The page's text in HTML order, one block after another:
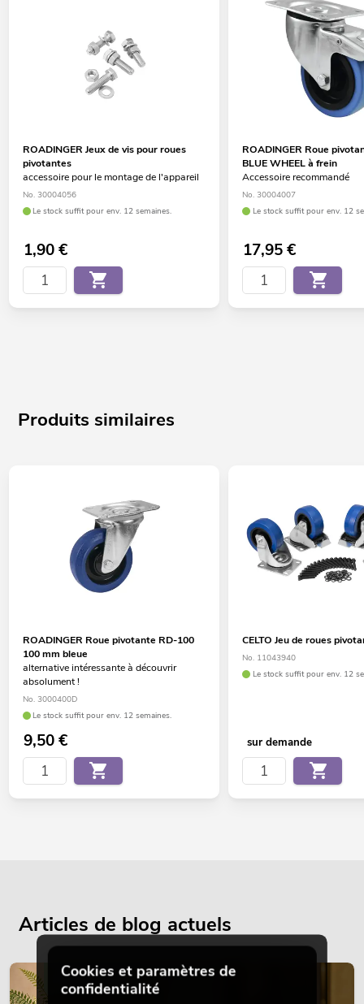
ROADINGER Jeux de vis pour roues
pivotantes
accessoire pour le montage de l'appareil
No. 30004056
Le stock suffit pour env. 12 semaines.
1,90€
ROADINGER Roue
BLUE WHEEL à frein
Accessoire recommandé
No. 30004007
Le stock suffit pour env. 12
17,95€
Produits similaires
ROADINGER Roue pivotante RD-100
100 mm bleue
alternative intéressante à découvrir
absolument !
No. 3000400D
Le stock suffit pour env. 12 semaines.
9,50€
CELTO Jeu de roues
No. 11043940
Le stock suffit pour env. 12
sur demande
Articles de blog actuels
DÉCORATION
Cookies et paramètres de
confidentialité